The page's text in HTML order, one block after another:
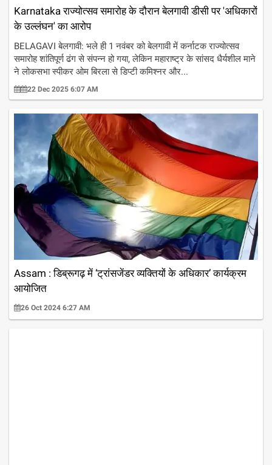
Karnataka राज्योत्सव समारोह के दौरान बेलगावी डीसी पर 'अधिकारों
के उल्लंघन' का आरोप
BELAGAVI बेलगावी: भले ही 1 नवंबर को बेलगावी में कर्नाटक राज्योत्सव
समारोह शांतिपूर्ण ढंग से संपन्न हो गया, लेकिन महाराष्ट्र के सांसद धैर्यशील माने
ने लोकसभा स्पीकर ओम बिरला से डिप्टी कमिश्नर और...
22 Dec 2025 6:07 AM
Assam : डिब्रूगढ़ में ‘ट्रांसजेंडर व्यक्तियों के अधिकार’ कार्यक्रम
आयोजित
26 Oct 2024 6:27 AM